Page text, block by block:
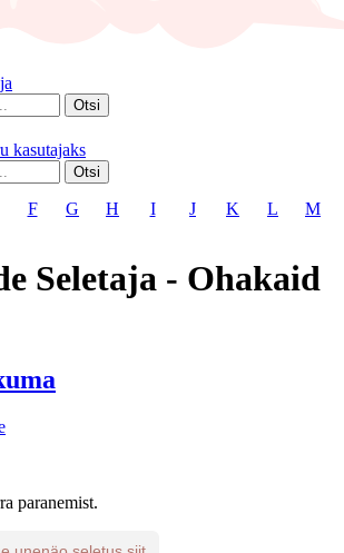
Otsi
kasutajaks
Otsi
F G H I J K L M
Seletaja - Ohakaid
paranemist.